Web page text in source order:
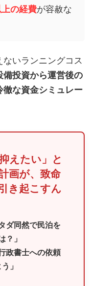
の経費が容赦な
いランニングコス
備投資から運営後の
な資金シミュレー
えたい」と
画が、致命
き起こすん
ダ同然で民泊を
？」
政書士への依頼
」